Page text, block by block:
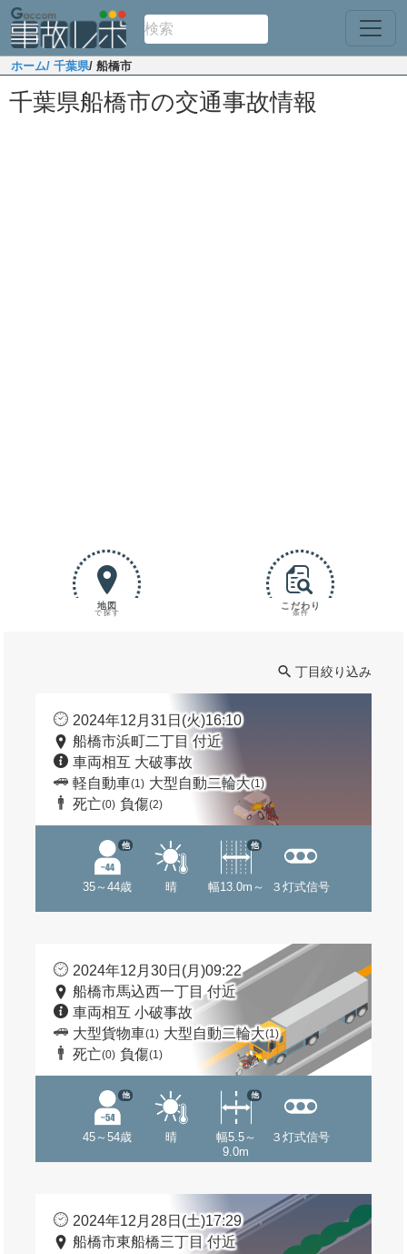
ホーム/ 千葉県/ 船橋市
千葉県船橋市の交通事故情報
地図
で探す
こだわり
条件
丁目絞り込み
2024年12月31日(火)16:10
船橋市浜町二丁目 付近
車両相互 大破事故
軽自動車(1) 大型自動二輪大(1)
死亡(0) 負傷(2)
35～44歳
他
晴 幅13.0m～
他
３灯式信号
2024年12月30日(月)09:22
船橋市馬込西一丁目 付近
車両相互 小破事故
大型貨物車(1) 大型自動二輪大(1)
死亡(0) 負傷(1)
45～54歳
他
晴
幅5.5～
9.0m
他
３灯式信号
2024年12月28日(土)17:29
船橋市東船橋三丁目 付近